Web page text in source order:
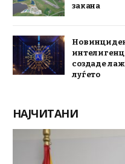
закана
Нов
создаде
луѓето
НАЈЧИТАНИ